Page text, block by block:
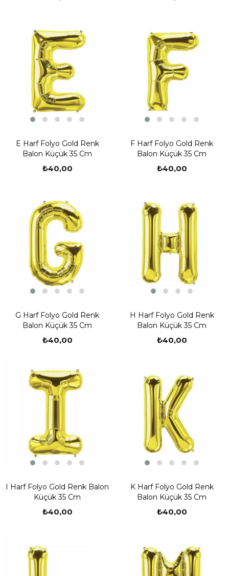
E Harf Folyo Gold Renk
Balon Küçük 35 Cm
₺40,00
F Harf Folyo Gold Renk
Balon Küçük 35 Cm
₺40,00
G Harf Folyo Gold Renk
Balon Küçük 35 Cm
₺40,00
H Harf Folyo Gold Renk
Balon Küçük 35 Cm
₺40,00
I Harf Folyo Gold Renk Balon
Küçük 35 Cm
₺40,00
K Harf Folyo Gold Renk
Balon Küçük 35 Cm
₺40,00